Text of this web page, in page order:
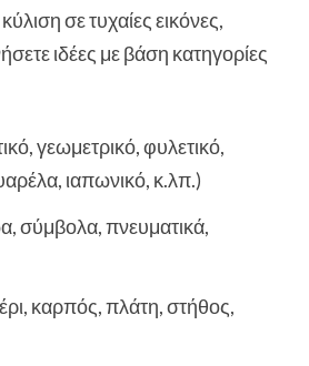
σε τυχαίες εικόνες,
ιδέες με βάση κατηγορίες
γεωμετρικό, φυλετικό,
ιαπωνικό, κ.λπ.)
σύμβολα, πνευματικά,
καρπός, πλάτη, στήθος,